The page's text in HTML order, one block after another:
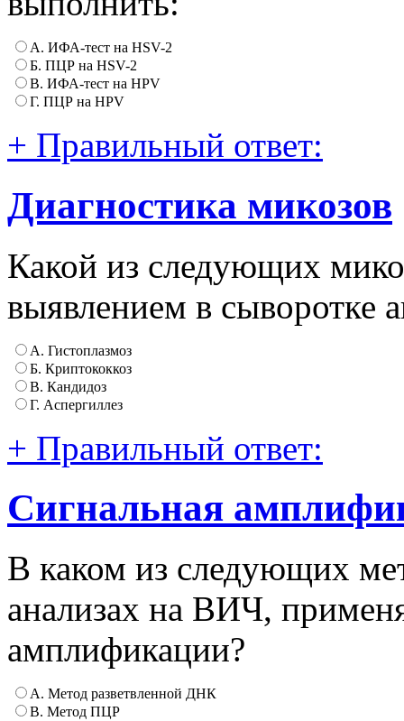
А. ИФА-тест на HSV-2
Б. ПЦР на HSV-2
В. ИФА-тест на HPV
Г. ПЦР на HPV
+ Правильный ответ:
Диагностика микозов
Какой из следующих
выявлением в сыворотке
А. Гистоплазмоз
Б. Криптококкоз
В. Кандидоз
Г. Аспергиллез
+ Правильный ответ:
Сигнальная
В каком из следующих
анализах на ВИЧ,
амплификации?
А. Метод разветвленной ДНК
B. Метод ПЦР